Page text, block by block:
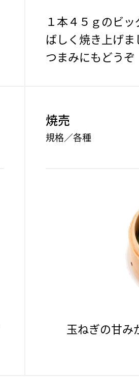
１本４５ｇのビ
ばしく焼き上げ
つまみにもどうぞ
焼売
規格／各種
玉ねぎの甘み